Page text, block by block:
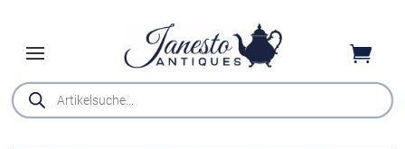

Products
search